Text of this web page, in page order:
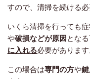
すので、清掃を続ける必
いくら清掃を行っても
や破損などが原因とな
に入れる必要があります
この場合は専門の方や